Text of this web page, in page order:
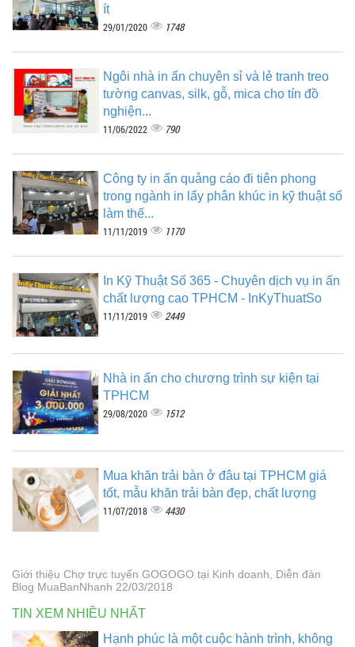
ít
29/01/2020 1748
Ngôi nhà in ấn chuyên sỉ và lẻ tranh treo
tường canvas, silk, gỗ, mica cho tín đồ
nghiện...
11/06/2022 790
Công ty in ấn quảng cáo đi tiên phong
trong ngành in lấy phân khúc in kỹ thuật số
làm thế...
11/11/2019 1170
In Kỹ Thuật Số 365 - Chuyên dịch vụ in ấn
chất lượng cao TPHCM - InKyThuatSo
11/11/2019 2449
Nhà in ấn cho chương trình sự kiện tại
TPHCM
29/08/2020 1512
Mua khăn trải bàn ở đâu tại TPHCM giá
tốt, mẫu khăn trải bàn đẹp, chất lượng
11/07/2018 4430
Giới thiệu Chợ trực tuyến GOGOGO tại Kinh doanh, Diễn đàn
Blog MuaBanNhanh 22/03/2018
TIN XEM NHIỀU NHẤT
Hạnh phúc là một cuộc hành trình, không